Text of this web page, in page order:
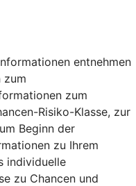
entnehmen
zum
zum
Risiko-Klasse, zur
Beginn der
zu Ihrem
individuelle
zu Chancen und